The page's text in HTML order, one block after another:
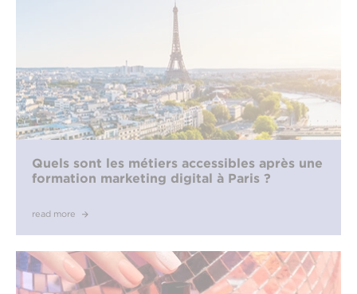
Quels sont les métiers accessibles après une
formation marketing digital à Paris ?
read more